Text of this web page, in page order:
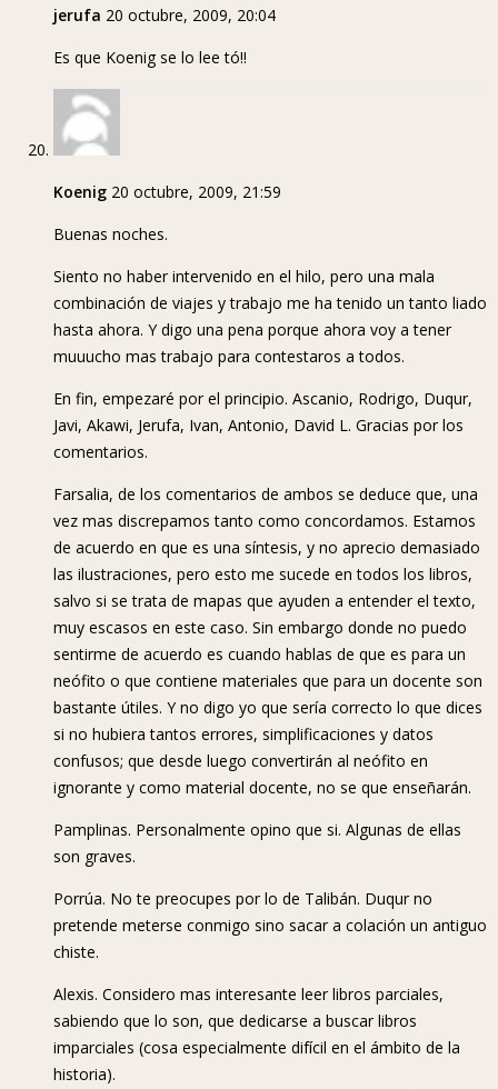
jerufa 20 octubre, 2009, 20:04
Es que Koenig se lo lee tó!!
Koenig 20 octubre, 2009, 21:59
Buenas noches.
Siento no haber intervenido en el hilo, pero una mala
combinación de viajes y trabajo me ha tenido un tanto liado
hasta ahora. Y digo una pena porque ahora voy a tener
muuucho mas trabajo para contestaros a todos.
En fin, empezaré por el principio. Ascanio, Rodrigo, Duqur,
Javi, Akawi, Jerufa, Ivan, Antonio, David L. Gracias por los
comentarios.
Farsalia, de los comentarios de ambos se deduce que, una
vez mas discrepamos tanto como concordamos. Estamos
de acuerdo en que es una síntesis, y no aprecio demasiado
las ilustraciones, pero esto me sucede en todos los libros,
salvo si se trata de mapas que ayuden a entender el texto,
muy escasos en este caso. Sin embargo donde no puedo
sentirme de acuerdo es cuando hablas de que es para un
neófito o que contiene materiales que para un docente son
bastante útiles. Y no digo yo que sería correcto lo que dices
si no hubiera tantos errores, simplificaciones y datos
confusos; que desde luego convertirán al neófito en
ignorante y como material docente, no se que enseñarán.
Pamplinas. Personalmente opino que si. Algunas de ellas
son graves.
Porrúa. No te preocupes por lo de Talibán. Duqur no
pretende meterse conmigo sino sacar a colación un antiguo
chiste.
Alexis. Considero mas interesante leer libros parciales,
sabiendo que lo son, que dedicarse a buscar libros
imparciales (cosa especialmente difícil en el ámbito de la
historia).